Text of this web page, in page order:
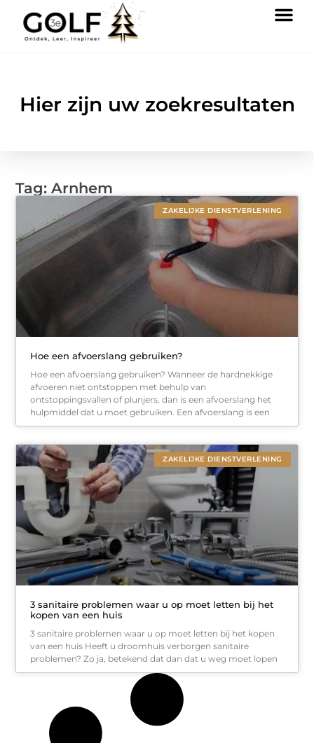
Hier zijn uw zoekresultaten
Tag: Arnhem
ZAKELIJKE DIENSTVERLENING
Hoe een afvoerslang gebruiken?
Hoe een afvoerslang gebruiken? Wanneer de hardnekkige
afvoeren niet ontstoppen met behulp van
ontstoppingsvallen of plunjers, dan is een afvoerslang het
hulpmiddel dat u moet gebruiken. Een afvoerslang is een
ZAKELIJKE DIENSTVERLENING
3 sanitaire problemen waar u op moet letten bij het
kopen van een huis
3 sanitaire problemen waar u op moet letten bij het kopen
van een huis Heeft u droomhuis verborgen sanitaire
problemen? Zo ja, betekend dat dan dat u weg moet lopen